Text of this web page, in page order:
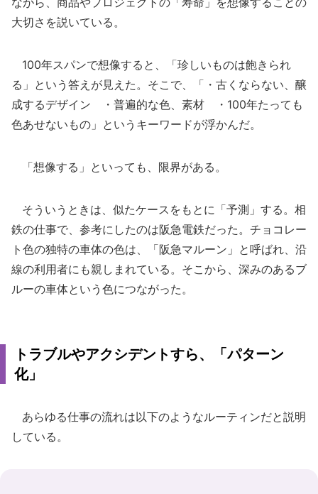
大切さを説いている。
100年スパンで想像すると、「珍しいものは飽きられ
る」という答えが見えた。そこで、「・古くならない、醸
成するデザイン ・普遍的な色、素材 ・100年たっても
色あせないもの」というキーワードが浮かんだ。
「想像する」といっても、限界がある。
そういうときは、似たケースをもとに「予測」する。相
鉄の仕事で、参考にしたのは阪急電鉄だった。チョコレー
ト色の独特の車体の色は、「阪急マルーン」と呼ばれ、沿
線の利用者にも親しまれている。そこから、深みのあるブ
ルーの車体という色につながった。
トラブルやアクシデントすら、「パターン
化」
あらゆる仕事の流れは以下のようなルーティンだと説明
している。